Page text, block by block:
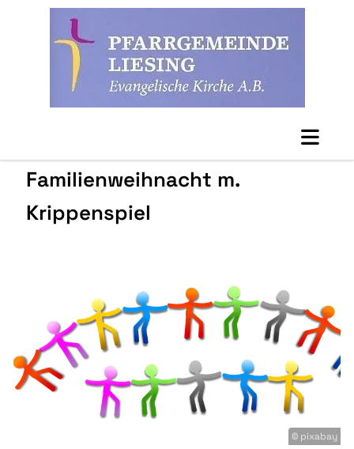
Familienweihnacht m.
Krippenspiel
© pixabay